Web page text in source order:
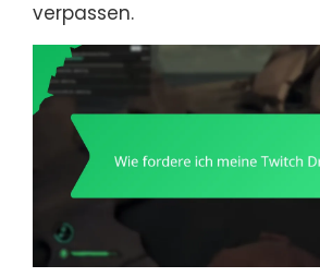
verpassen.